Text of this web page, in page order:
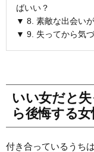
ばいい？
▼ 8. 素敵な出会い
▼ 9. 失ってから気
いい女だと
ら後悔する
付き合っているうち